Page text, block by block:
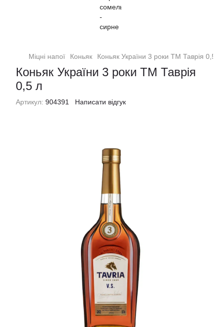
Міцні напої Коньяк Коньяк України 3 роки ТМ Таврія 0,5 л
Коньяк України 3 роки ТМ Таврія
0,5 л
Артикул: 904391 Написати відгук